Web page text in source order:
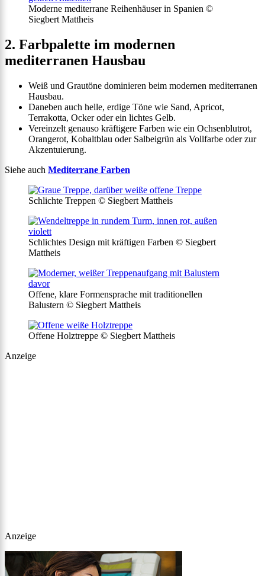
Moderne mediterrane Reihenhäuser in Spanien ©
Siegbert Mattheis
2. Farbpalette im modernen
mediterranen Hausbau
Weiß und Grautöne dominieren beim modernen mediterranen
Hausbau.
Daneben auch helle, erdige Töne wie Sand, Apricot,
Terrakotta, Ocker oder ein lichtes Gelb.
Vereinzelt genauso kräftigere Farben wie ein Ochsenblutrot,
Orangerot, Kobaltblau oder Salbeigrün als Vollfarbe oder zur
Akzentuierung.
Siehe auch Mediterrane Farben
Schlichte Treppen © Siegbert Mattheis
Schlichtes Design mit kräftigen Farben © Siegbert
Mattheis
Offene, klare Formensprache mit traditionellen
Balustern © Siegbert Mattheis
Offene Holztreppe © Siegbert Mattheis
Anzeige
Anzeige